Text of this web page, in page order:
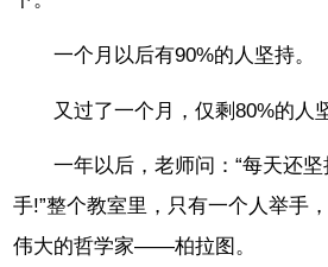
一个月以后有90%的人坚持。
又过了一个月，仅剩80%的人
一年以后，老师问：“每天还
手!”整个教室里，只有一个人举手
伟大的哲学家——柏拉图。